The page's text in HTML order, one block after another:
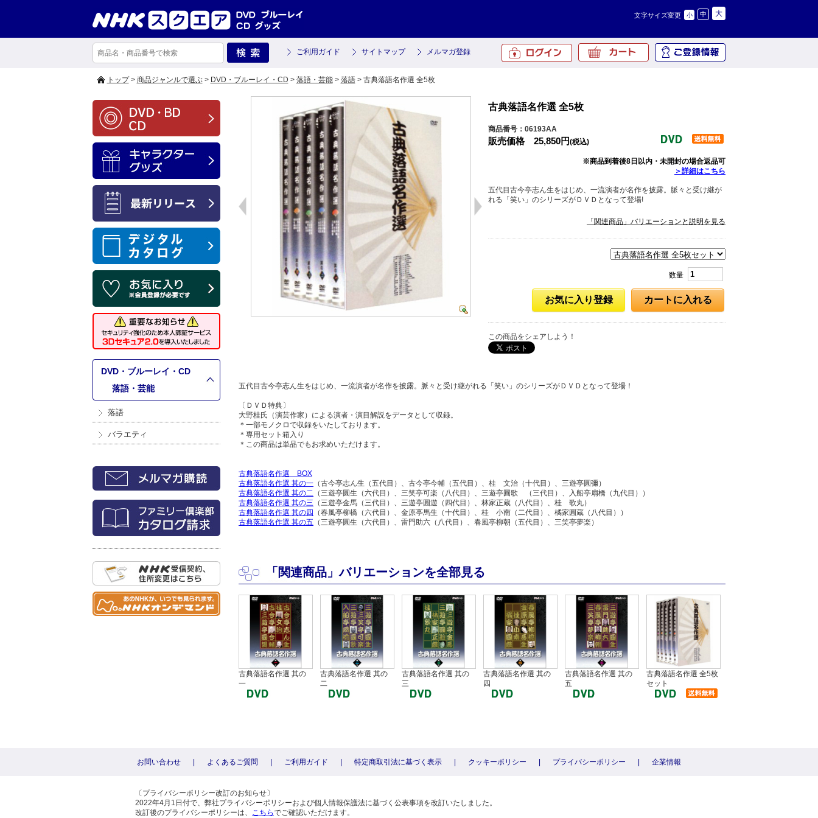
文字サイズ変更 小 中 大
ご利用ガイド サイトマップ メルマガ登録
トップ> 商品ジャンルで選ぶ> DVD・ブルーレイ・CD > 落語・芸能> 落語> 古典落語名作選 全5枚
DVD・ブルーレイ・CD
落語・芸能
落語
バラエティ
古典落語名作選 全5枚
商品番号：06193AA
販売価格 25,850円(税込)
※商品到着後8日以内・未開封の場合返品可
＞詳細はこちら
五代目古今亭志ん生をはじめ、一流演者が名作を披露。脈々と受け継が
れる「笑い」のシリーズがＤＶＤとなって登場!
「関連商品」バリエーションと説明を見る
数量
カートに入れる
お気に入り登録
この商品をシェアしよう！
五代目古今亭志ん生をはじめ、一流演者が名作を披露。脈々と受け継がれる「笑い」のシリーズがＤＶＤとなって登場！
〔ＤＶＤ特典〕
大野桂氏（演芸作家）による演者・演目解説をデータとして収録。
＊一部モノクロで収録をいたしております。
＊専用セット箱入り
＊この商品は単品でもお求めいただけます。
古典落語名作選 BOX
古典落語名作選 其の一 （古今亭志ん生（五代目）、古今亭今輔（五代目）、桂 文治（十代目）、三遊亭圓彌）
古典落語名作選 其の二 （三遊亭圓生（六代目）、三笑亭可楽（八代目）、三遊亭圓歌 （三代目）、入船亭扇橋（九代目））
古典落語名作選 其の三 （三遊亭金馬（三代目）、三遊亭圓遊（四代目）、林家正蔵（八代目）、桂 歌丸）
古典落語名作選 其の四
（春風亭柳橋（六代目）、金原亭馬生（十代目）、桂 小南（二代目）、橘家圓蔵（八代目））
古典落語名作選 其の五 （三遊亭圓生（六代目）、雷門助六（八代目）、春風亭柳朝（五代目）、三笑亭夢楽）
「関連商品」バリエーションを全部見る
古典落語名作選 其の
一
古典落語名作選 其の
二
古典落語名作選 其の
三
古典落語名作選 其の
四
古典落語名作選 其の
五
古典落語名作選 全5枚
セット
お問い合わせ よくあるご質問 ご利用ガイド 特定商取引法に基づく表示 クッキーポリシー プライバシーポリシー 企業情報
〔プライバシーポリシー改訂のお知らせ〕
2022年4月1日付で、弊社プライバシーポリシーおよび個人情報保護法に基づく公表事項を改訂いたしました。
改訂後のプライバシーポリシーは、 こちらでご確認いただけます。